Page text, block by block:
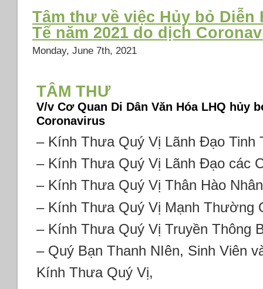
Tâm thư về việc Hủy bỏ Diễn
Tế năm 2021 do dịch
Monday, June 7th, 2021
TÂM THƯ
V/v Cơ Quan Di Dân Văn Hóa LHQ hủy
Coronavirus
– Kính Thưa Quý Vị Lãnh Đạo Tinh
– Kính Thưa Quý Vị Lãnh Đạo các
– Kính Thưa Quý Vị Thân Hào
– Kính Thưa Quý Vị Mạnh Thường
– Kính Thưa Quý Vị Truyền Thông
– Quý Bạn Thanh NIên, Sinh Viên
Kính Thưa Quý Vị,